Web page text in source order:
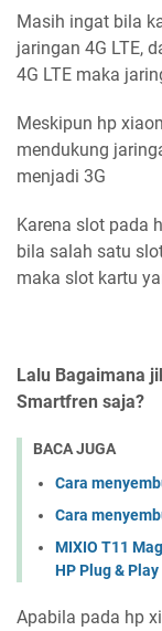
Masih ingat bila
jaringan 4G LTE,
4G LTE maka
Meskipun hp
mendukung
menjadi 3G
Karena slot pada
bila salah satu
maka slot kartu
Lalu Bagaimana
Smartfren saja?
BACA JUGA
Cara
Cara
MIXIO T11
HP Plug & Play
Apabila pada hp